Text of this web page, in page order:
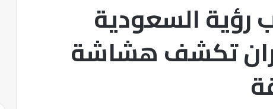
رؤية السعودية
إيران تكشف هشاشة